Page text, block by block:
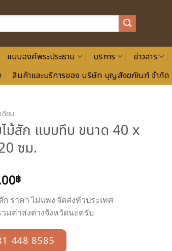
แบบองค์พระประธาน บริการ ข่าวสาร
สินค้าและบริการของ บริษัท บุญสังฆภัณฑ์ จำกัด
ดียม
ไม้สัก แบบทึบ ขนาด 40 x
ซม.
฿
ก ราคา ไม่แพง จัดส่งทั่วประเทศ
วมค่าส่งต่างจังหวัดนะครับ
448 8585